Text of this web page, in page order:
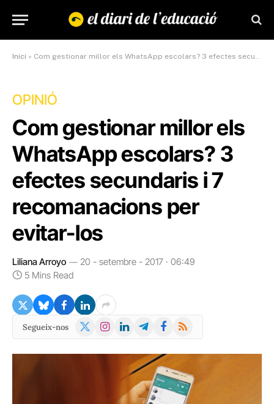
Inici » Com gestionar millor els WhatsApp escolars? 3 efectes secundaris i 7 recomanacions per evitar-los
OPINIÓ
Com gestionar millor els
WhatsApp escolars? 3
efectes secundaris i 7
recomanacions per
evitar-los
Liliana Arroyo
20 - setembre - 2017 · 06:49
5 Mins Read
Segueix-nos
X
Instagram
LinkedInTelegramFacebook
RSS